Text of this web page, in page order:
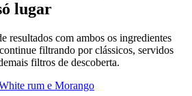
lugar
resultados com ambos os ingredientes
filtrando por clássicos, servidos
filtros de descoberta.
rum e Morango